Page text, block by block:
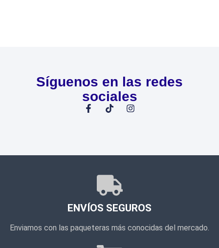
Síguenos en las redes
sociales
ENVÍOS SEGUROS
Enviamos con las paqueteras más conocidas del mercado.